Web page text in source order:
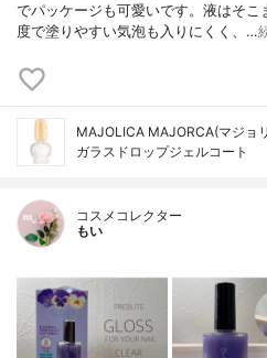
でパッケージも可愛いです。液はそ
度で塗りやすい気泡も入りにくく、…
MAJOLICA MAJORCA(マジョ
ガラスドロップジェルコート
コスメコレクター
もい